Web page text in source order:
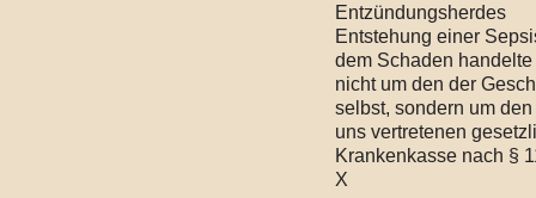
Entzündungsherdes
Entstehung einer
dem Schaden
nicht um den der
selbst, sondern um
uns vertretenen
Krankenkasse nach §
X